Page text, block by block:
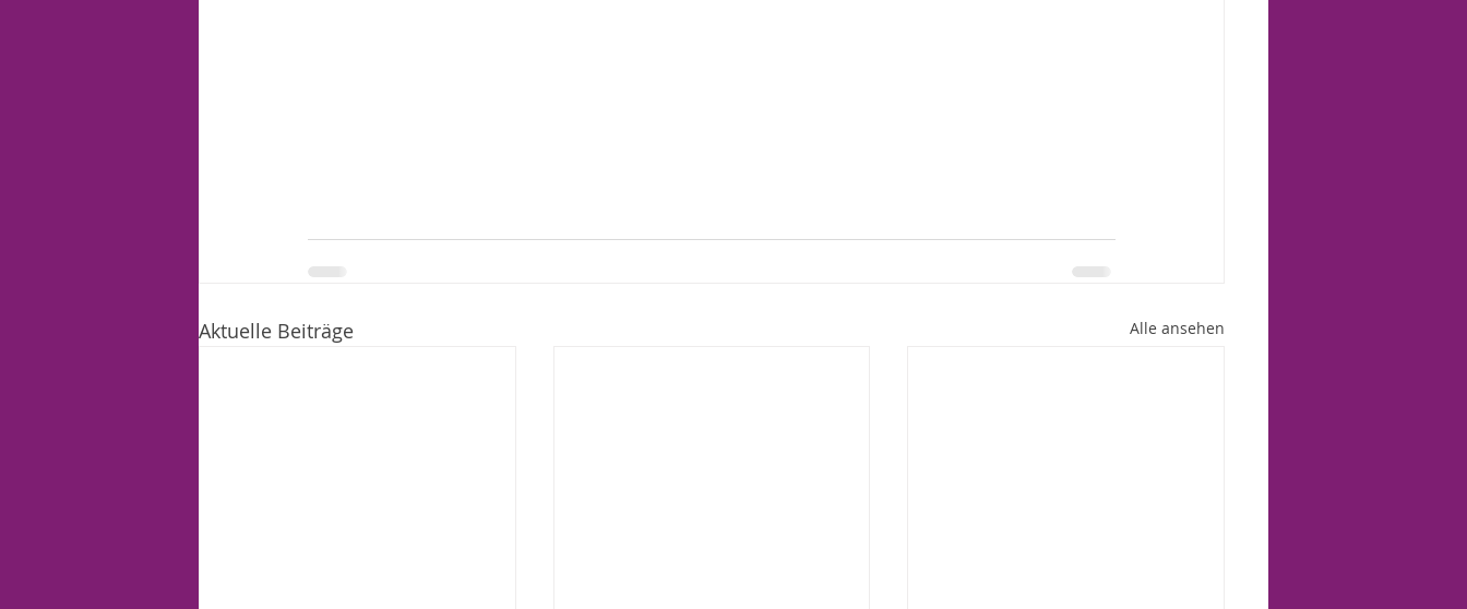
Aktuelle Beiträge Alle ansehen